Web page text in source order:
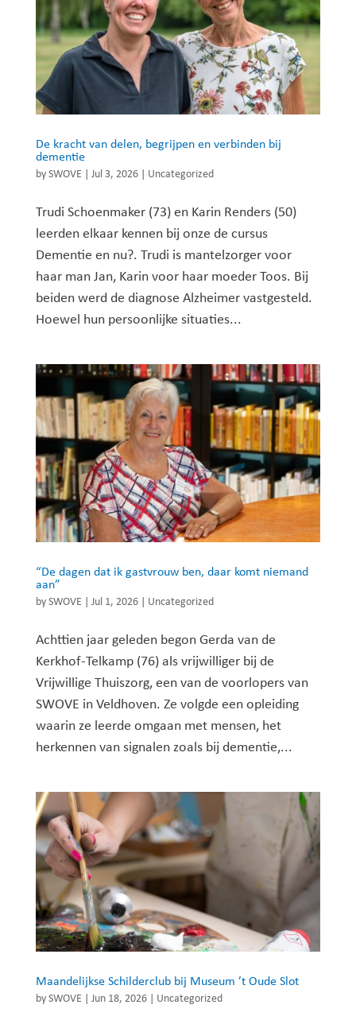
De kracht van delen, begrijpen en verbinden bij
dementie
by SWOVE Jul 3, 2026| Uncategorized
Trudi Schoenmaker (73) en Karin Renders (50)
leerden elkaar kennen bij onze de cursus
Dementie en nu?. Trudi is mantelzorger voor
haar man Jan, Karin voor haar moeder Toos. Bij
beiden werd de diagnose Alzheimer vastgesteld.
Hoewel hun persoonlijke situaties...
“De dagen dat ik gastvrouw ben, daar komt niemand
aan”
by SWOVE Jul 1, 2026| Uncategorized
Achttien jaar geleden begon Gerda van de
Kerkhof-Telkamp (76) als vrijwilliger bij de
Vrijwillige Thuiszorg, een van de voorlopers van
SWOVE in Veldhoven. Ze volgde een opleiding
waarin ze leerde omgaan met mensen, het
herkennen van signalen zoals bij dementie,...
Maandelijkse Schilderclub bij Museum ’t Oude Slot
by SWOVE Jun 18, 2026| Uncategorized